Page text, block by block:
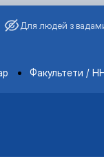
Для людей з
Факультети /